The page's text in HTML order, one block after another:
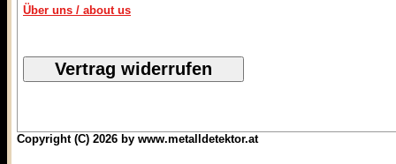
Über uns / about us
Copyright (C) 2026 by www.metalldetektor.at